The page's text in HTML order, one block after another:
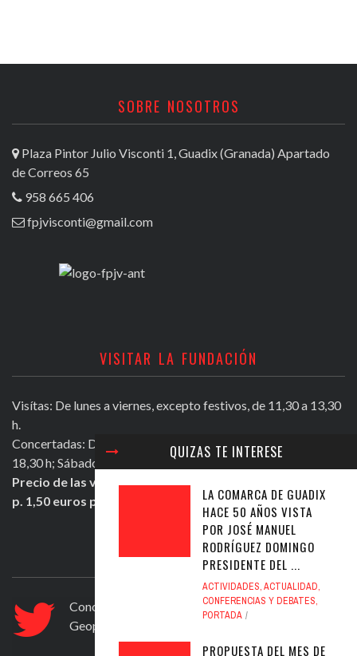
QUIZAS TE INTERESE
LA COMARCA DE GUADIX
HACE 50 AÑOS VISTA
POR JOSÉ MANUEL
RODRÍGUEZ DOMINGO
PRESIDENTE DEL ...
ACTIVIDADES,ACTUALIDAD,
CONFERENCIAS Y DEBATES,
PORTADA
PROPUESTA DEL MES DE
SOBRE NOSOTROS
Plaza Pintor Julio Visconti 1, Guadix (Granada) Apartado
de Correos 65
958 665 406
fpjvisconti@gmail.com
VISITAR LA FUNDACIÓN
Visítas: De lunes a viernes, excepto festivos, de 11,30 a 13,30
h.
Concertadas: De lunes a viernes excepto festivos, de 16,30 a
18,30 h; Sábados mañana de 11,30 a 13,30 h.
Precio de las visitas: Individual 2 euros. Grupos + de 10
p. 1,50 euros persona.
ULTIMOS TWEETS
Conocer Guadix y comarca, ficha nº 83. El
Geoparque de Granada
Jul 12, 2020